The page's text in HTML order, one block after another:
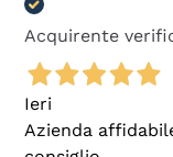
Acquirente
Ieri
Azienda